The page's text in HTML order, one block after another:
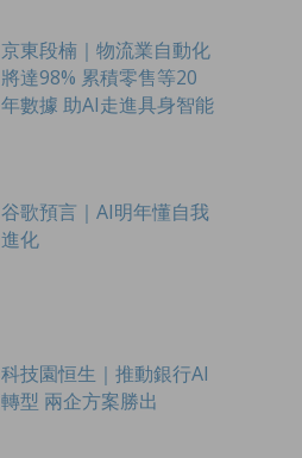
京東段楠｜物流業自動化
將達98% 累積零售等20
年數據 助AI走進具身智能
谷歌預言｜AI明年懂自我
進化
科技園恒生｜推動銀行AI
轉型 兩企方案勝出